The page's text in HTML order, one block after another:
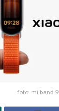
foto: mi band 9